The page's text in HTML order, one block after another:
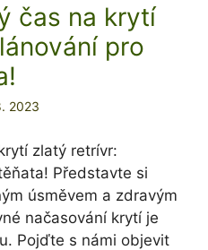
čas na krytí
pro
2023
zlatý retrívr:
Představte si
úsměvem a zdravým
načasování krytí je
Pojďte s námi objevit